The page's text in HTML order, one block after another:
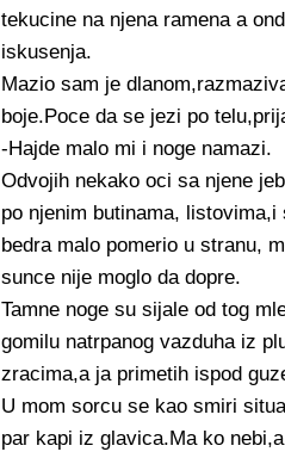
tekucine na njena ramena a
iskusenja.
Mazio sam je
boje.Poce da se jezi po
-Hajde malo mi i noge namazi.
Odvojih nekako oci sa njene
po njenim butinama,
bedra malo pomerio u stranu,
sunce nije moglo da dopre.
Tamne noge su sijale od tog
gomilu natrpanog vazduha iz
zracima,a ja primetih ispod
U mom sorcu se kao smiri
par kapi iz glavica.Ma ko